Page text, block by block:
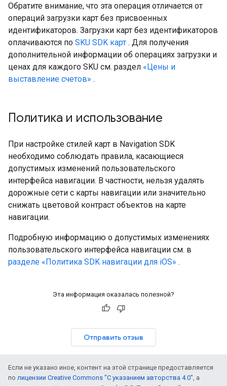
Обратите внимание, что эта операция отличается от
операций загрузки карт без присвоенных
идентификаторов. Загрузки карт без идентификаторов
оплачиваются по SKU SDK карт . Для получения
дополнительной информации об операциях загрузки и
ценах для каждого SKU см. раздел «Цены и
выставление счетов» .
Политика и использование
При настройке стилей карт в Navigation SDK
необходимо соблюдать правила, касающиеся
допустимых изменений пользовательского
интерфейса навигации. В частности, нельзя удалять
дорожные сети с карты навигации или значительно
снижать цветовой контраст объектов на карте
навигации.
Подробную информацию о допустимых изменениях
пользовательского интерфейса навигации см. в
разделе «Политика SDK навигации для iOS» .
Эта информация оказалась полезной?
Отправить отзыв
Если не указано иное, контент на этой странице предоставляется
по лицензии Creative Commons "С указанием авторства 4.0", а